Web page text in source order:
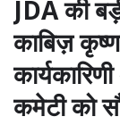
JDA की
काबिज़
कमेटी को